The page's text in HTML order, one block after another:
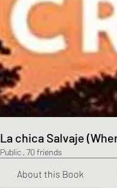
La chica Salvaje
Public · 70 friends
About this Book